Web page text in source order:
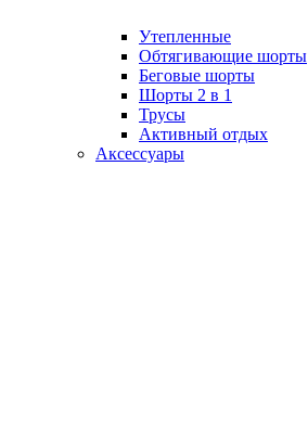
Утепленные
Обтягивающие шорты
Беговые шорты
Шорты 2 в 1
Трусы
Активный отдых
Аксессуары